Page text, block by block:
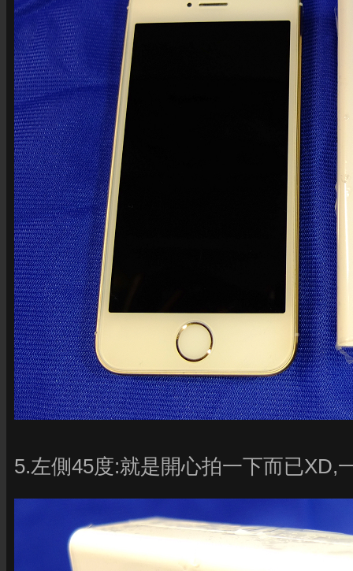
5.左側45度:就是開心拍一下而已XD,